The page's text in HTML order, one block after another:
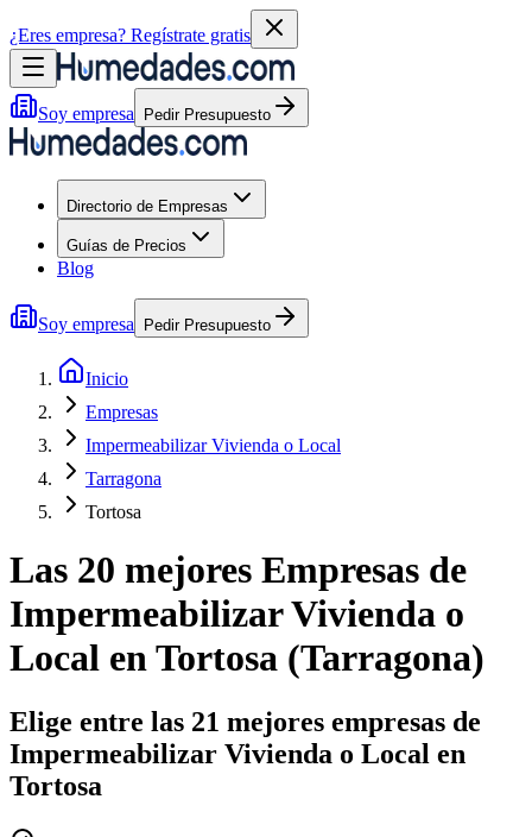
¿Eres empresa? Regístrate gratis
Soy empresa Pedir Presupuesto
Directorio de Empresas
Guías de Precios
Blog
Soy empresa Pedir Presupuesto
Inicio
Empresas
Impermeabilizar Vivienda o Local
Tarragona
Tortosa
Las 20 mejores Empresas de
Impermeabilizar Vivienda o
Local enTortosa (Tarragona)
Elige entre las 21 mejores empresas de
Impermeabilizar Vivienda o Local en
Tortosa